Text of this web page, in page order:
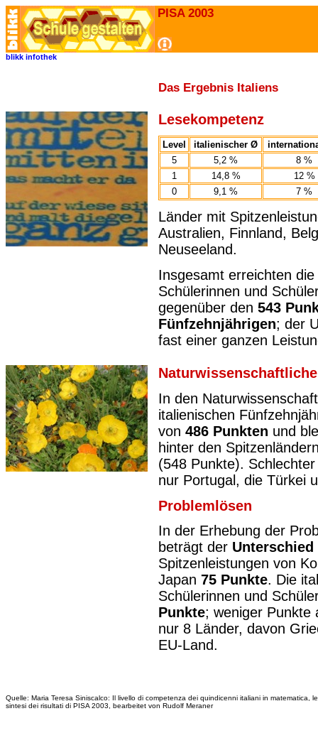
PISA 2003
blikk infothek
Das Ergebnis Italiens
Lesekompetenz
Level italienischer Ø
5
5,2 %
8 %
1
14,8 %
12 %
0
9,1 % 7 %
Länder mit
Australien, Finnland,
Neuseeland.
Insgesamt erreichten
Schülerinnen und
gegenüber den 543
Fünfzehnjährigen; der
fast einer ganzen
In den
italienischen
von 486 Punkten und
hinter den
(548 Punkte).
nur Portugal, die Türkei
Problemlösen
In der Erhebung der
beträgt der Unterschied
Spitzenleistungen von
Japan 75 Punkte. Die
Schülerinnen und
Punkte; weniger Punkte
nur 8 Länder, davon
EU-Land.
Quelle: Maria Teresa Siniscalco: Il livello di competenza dei quindicenni italiani in matematica,
sintesi dei risultati di PISA 2003, bearbeitet von Rudolf Meraner